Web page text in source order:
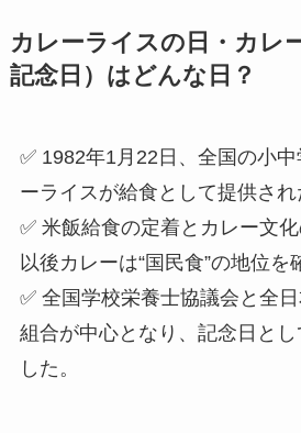
カレーライスの日・カレ
記念日）はどんな日？
✅ 1982年1月22日、全国の小
ーライスが給食として提供され
✅ 米飯給食の定着とカレー文化
以後カレーは“国民食”の地位を
✅ 全国学校栄養士協議会と全
組合が中心となり、記念日と
した。